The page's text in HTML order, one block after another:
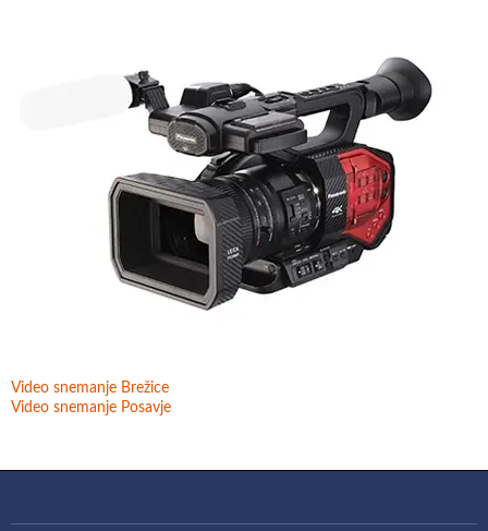
Video snemanje Brežice
Video snemanje Posavje